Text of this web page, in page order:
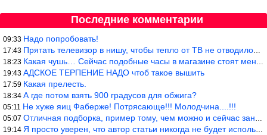
Последние комментарии
09:33 Надо попробовать!
17:43 Прятать телевизор в нишу, чтобы тепло от ТВ не отводилось и теле
18:23 Какая чушь… Сейчас подобные часы в магазине стоят меньше 10 долл
19:43 АДСКОЕ ТЕРПЕНИЕ НАДО чтоб такое вышить
17:59 Какая прелесть.
18:34 А где потом взять 900 градусов для обжига?
05:11 Не хуже яиц Фаберже! Потрясающе!!! Молодчина....!!!
05:07 Отличная подборка, пример тому, чем можно и сейчас заниматься…
19:14 Я просто уверен, что автор статьи никогда не будет использовать